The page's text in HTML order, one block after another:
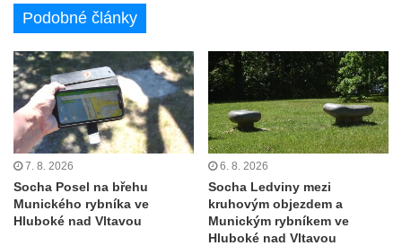
Pamětní deska Johanna Nepomuka
Fischera na domě čp. 5/16 na třídě 9.
května v Rumburku
Pamětní deska Johanna Neumanna
severně od Tokáně
Obrázek svatého Huberta na buku svatého
Obrázek svatého Jakuba na skále u cesty
východně od Srbské Kamenice
Podobné články
7. 8. 2026
Socha Posel na břehu
Munického rybníka ve
Hluboké nad Vltavou
6. 8. 2026
Socha Ledviny mezi
kruhovým objezdem a
Munickým rybníkem ve
Hluboké nad Vltavou